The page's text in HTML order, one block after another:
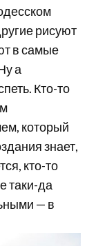
рисуют
в самые
а
Кто-то
который
знает,
кто-то
таки-да
— в